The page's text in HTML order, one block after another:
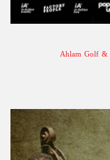
Ahlam Golf &